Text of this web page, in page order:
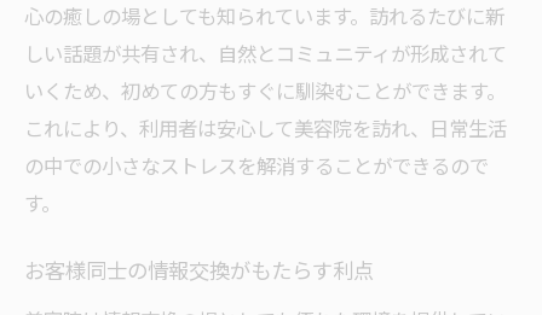
心の癒しの場としても知られています。訪れるたびに新
しい話題が共有され、自然とコミュニティが形成されて
いくため、初めての方もすぐに馴染むことができます。
これにより、利用者は安心して美容院を訪れ、日常生活
の中での小さなストレスを解消することができるので
す。
お客様同士の情報交換がもたらす利点